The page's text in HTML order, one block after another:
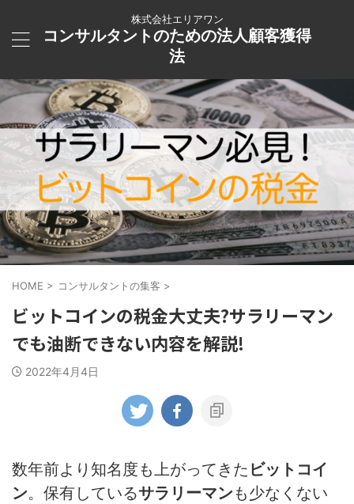
株式会社エリアワン
コンサルタントのための法人顧客獲得
法
HOME > コンサルタントの集客 >
ビットコインの税金大丈夫?サラリーマン
でも油断できない内容を解説!
2022年4月4日
数年前より知名度も上がってきた ビットコイ
ン。保有しているサラリーマンも少なくない